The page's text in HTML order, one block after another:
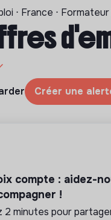
⋅ France ⋅
Créer une
compte : aidez-
!
2 minutes pour